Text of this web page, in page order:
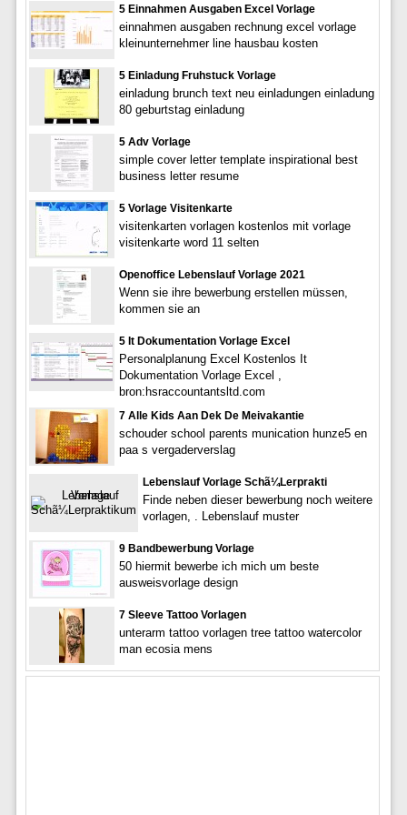
5 Einnahmen Ausgaben Excel Vorlage
einnahmen ausgaben rechnung excel vorlage
kleinunternehmer line hausbau kosten
5 Einladung Fruhstuck Vorlage
einladung brunch text neu einladungen einladung
80 geburtstag einladung
5 Adv Vorlage
simple cover letter template inspirational best
business letter resume
5 Vorlage Visitenkarte
visitenkarten vorlagen kostenlos mit vorlage
visitenkarte word 11 selten
Openoffice Lebenslauf Vorlage 2021
Wenn sie ihre bewerbung erstellen müssen,
kommen sie an
5 It Dokumentation Vorlage Excel
Personalplanung Excel Kostenlos It
Dokumentation Vorlage Excel ,
bron:hsraccountantsltd.com
7 Alle Kids Aan Dek De Meivakantie
schouder school parents munication hunze5 en
paa s vergaderverslag
Lebenslauf Vorlage Schã¼Lerprakti
Finde neben dieser bewerbung noch weitere
vorlagen, . Lebenslauf muster
9 Bandbewerbung Vorlage
50 hiermit bewerbe ich mich um beste
ausweisvorlage design
7 Sleeve Tattoo Vorlagen
unterarm tattoo vorlagen tree tattoo watercolor
man ecosia mens